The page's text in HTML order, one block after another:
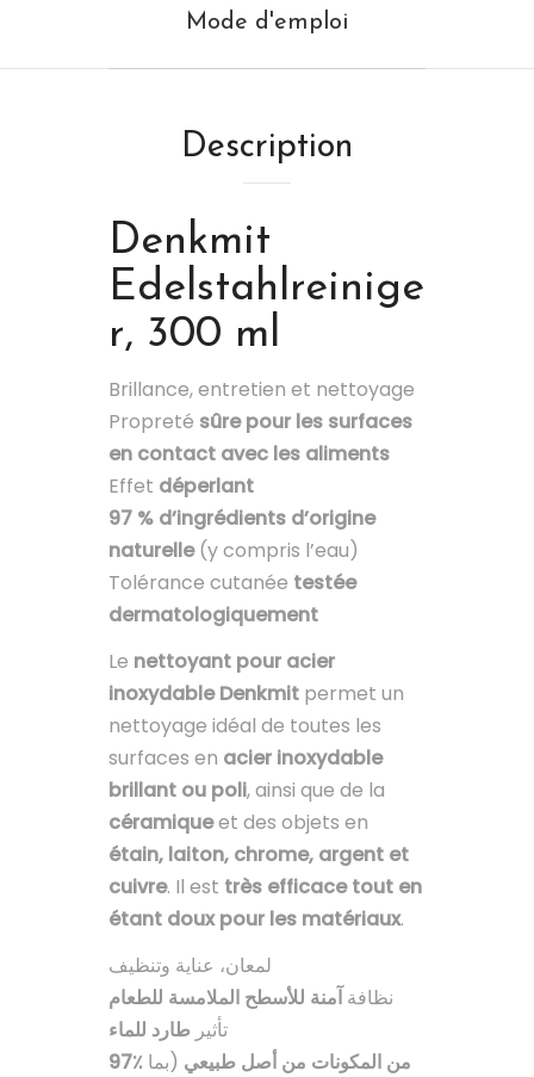
Mode d'emploi
Description
Denkmit
Edelstahlreinige
r, 300 ml
Brillance, entretien et nettoyage
Propreté sûre pour les surfaces
en contact avec les aliments
Effet déperlant
97 % d’ingrédients d’origine
naturelle(y compris l’eau)
Tolérance cutanée testée
dermatologiquement
Le nettoyant pour acier
inoxydable Denkmit permet un
nettoyage idéal de toutes les
surfaces en acier inoxydable
brillant ou poli, ainsi que de la
céramiqueet des objets en
étain, laiton, chrome, argent et
cuivre. Il est très efficace tout en
étant doux pour les matériaux.
لمعان، عناية وتنظيف
نظافة آمنة للأسطح الملامسة للطعام
تأثير طارد للماء
97٪ من المكونات من أصل طبيعي (بما